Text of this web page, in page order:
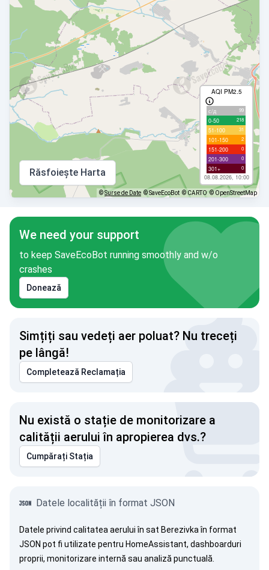
AQI PM2.5
с/д 99
0-50 218
51-100 31
101-150 2
151-200 0
201-300 0
301+ 0
08.08.2026, 10:00
Răsfoiește Harta
©Surse de Date © SaveEcoBot © CARTO © OpenStreetMap
We need your support
to keep SaveEcoBot running smoothly and w/o
crashes
Donează
Simțiți sau vedeți aer poluat? Nu treceți
pe lângă!
Completează Reclamația
Nu există o stație de monitorizare a
calității aerului în apropierea dvs.?
Cumpărați Stația
Datele localității în format JSON
Datele privind calitatea aerului în sat Berezivka în format
JSON pot fi utilizate pentru HomeAssistant, dashboarduri
proprii, monitorizare internă sau analiză punctuală.